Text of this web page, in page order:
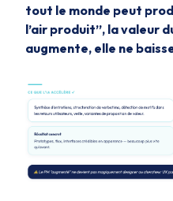
tout le monde peut
l’air produit”, la valeur
augmente, elle ne